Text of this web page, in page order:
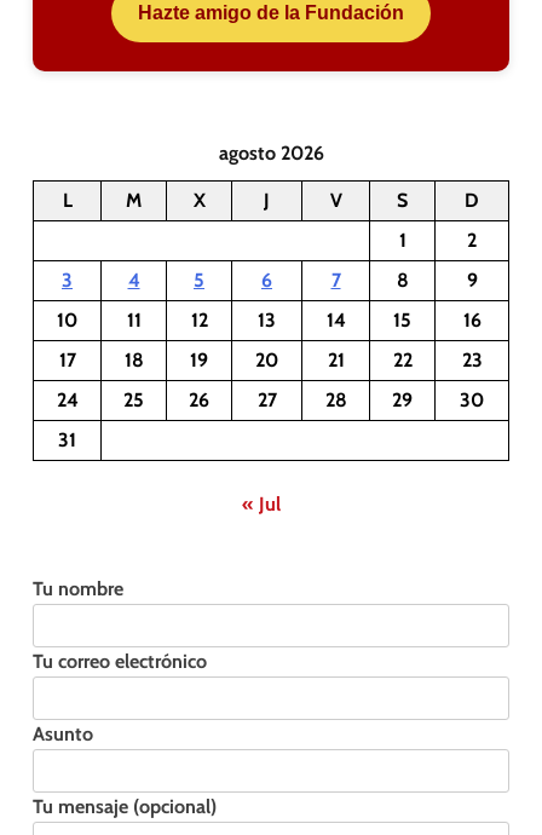
Hazte amigo de la Fundación
agosto 2026
L M X J V S
D
1
2
3
4 5 6 7 8
9
10
11 12 13 14 15
16
17
18 19 20 21 22
23
24
25 26 27 28 29
30
31
« Jul
Tu nombre
Tu correo electrónico
Asunto
Tu mensaje (opcional)